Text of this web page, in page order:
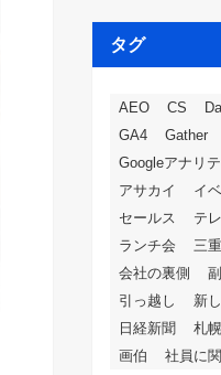
タグ
AEO CS
GA4
Gather
Googleアナリ
アサカイ
イ
セールス
テ
ランチ会
三重
会社の裏側
引っ越し
新
日経新聞
札幌
画伯
社員に